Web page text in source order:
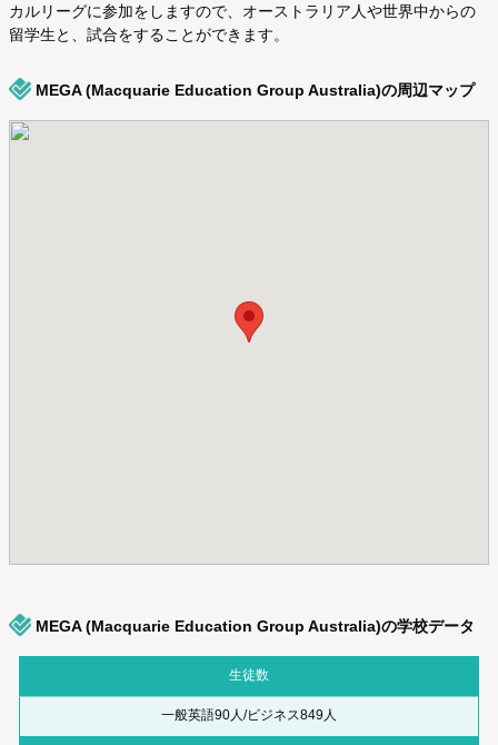
カルリーグに参加をしますので、オーストラリア人や世界中からの
留学生と、試合をすることができます。
MEGA (Macquarie Education Group Australia)の周辺マップ
MEGA (Macquarie Education Group Australia)の学校データ
生徒数
一般英語90人/ビジネス849人